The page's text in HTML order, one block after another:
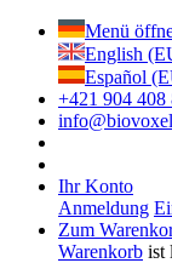
Menü
English
Español
+421 904 408
Ihr Konto
Anmeldung
Zum
Warenkorb ist